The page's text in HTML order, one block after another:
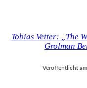
Tobias Vetter: „The
Grolman
Veröffentlicht